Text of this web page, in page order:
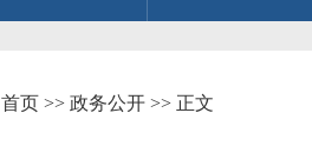
首页>> 政务公开>> 正文